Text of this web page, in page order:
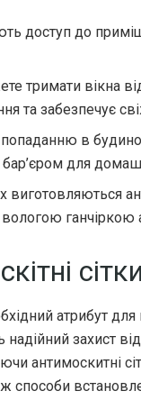
доступ до
тримати вікна
та забезпечує
попаданню в
для
виготовляються
атрибут
надійний захист
антимоскитні
способи